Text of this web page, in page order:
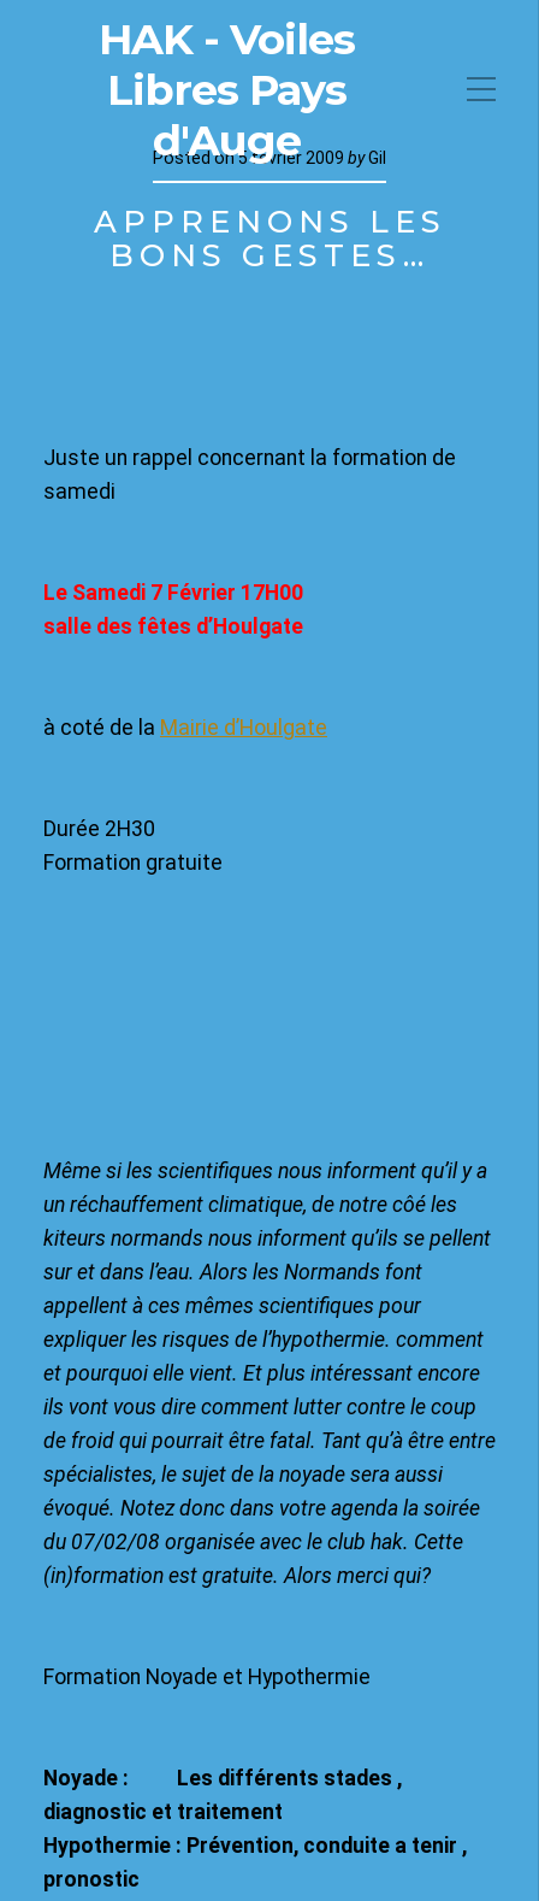
HAK - Voiles
Libres Pays
d'Auge
Posted on5 février 2009 byGil
APPRENONS LES
BONS GESTES…
Juste un rappel concernant la formation de
samedi
Le Samedi 7 Février 17H00
salle des fêtes d’Houlgate
à coté de la Mairie d’Houlgate
Durée 2H30
Formation gratuite
Même si les scientifiques nous informent qu’il y a
un réchauffement climatique, de notre côé les
kiteurs normands nous informent qu’ils se pellent
sur et dans l’eau. Alors les Normands font
appellent à ces mêmes scientifiques pour
expliquer les risques de l’hypothermie. comment
et pourquoi elle vient. Et plus intéressant encore
ils vont vous dire comment lutter contre le coup
de froid qui pourrait être fatal. Tant qu’à être entre
spécialistes, le sujet de la noyade sera aussi
évoqué. Notez donc dans votre agenda la soirée
du 07/02/08 organisée avec le club hak. Cette
(in)formation est gratuite. Alors merci qui?
Formation Noyade et Hypothermie
Noyade : Les différents stades ,
diagnostic et traitement
Hypothermie : Prévention, conduite a tenir ,
pronostic